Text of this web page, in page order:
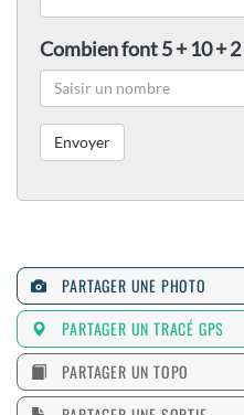
Combien font 5 + 10 + 2
PARTAGER UNE PHOTO
PARTAGER UN TRACÉ GPS
PARTAGER UN TOPO